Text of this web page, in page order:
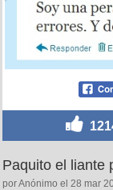
Paquito el liante
por Anónimo el 28 mar